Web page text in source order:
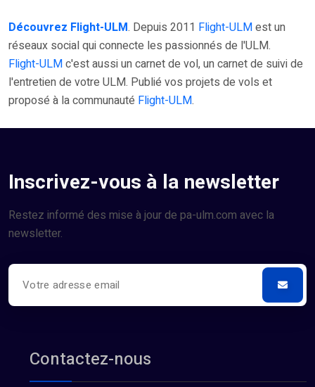
Découvrez Flight-ULM. Depuis 2011 Flight-ULMest un
réseaux social qui connecte les passionnés de l'ULM.
Flight-ULMc'est aussi un carnet de vol, un carnet de suivi de
l'entretien de votre ULM. Publié vos projets de vols et
proposé à la communauté Flight-ULM.
Inscrivez-vous à la newsletter
Restez informé des mise à jour de pa-ulm.com avec la
newsletter.
Contactez-nous